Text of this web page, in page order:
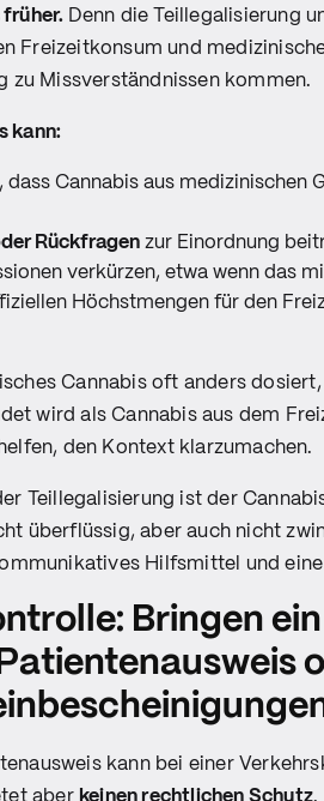
früher. Denn die Teillegalisierung
Freizeitkonsum und
zu Missverständnissen kommen.
kann:
, dass Cannabis aus medizinischen
Rückfragen zur Einordnung
verkürzen, etwa wenn das
Höchstmengen für den
Cannabis oft anders
wird als Cannabis aus dem
den Kontext klarzumachen.
Teillegalisierung ist der
überflüssig, aber auch nicht
Hilfsmittel und
Bringen ein
kann bei einer
aber keinen rechtlichen Schutz.